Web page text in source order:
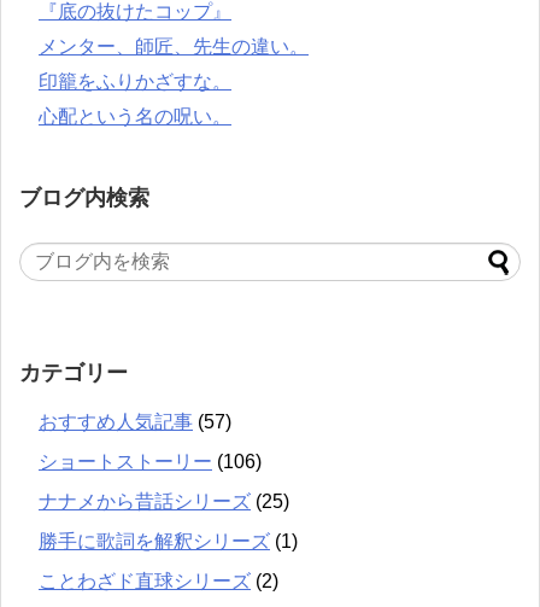
『底の抜けたコップ』
メンター、師匠、先生の違い。
印籠をふりかざすな。
心配という名の呪い。
ブログ内検索
カテゴリー
おすすめ人気記事 (57)
ショートストーリー (106)
ナナメから昔話シリーズ (25)
勝手に歌詞を解釈シリーズ (1)
ことわざド直球シリーズ (2)